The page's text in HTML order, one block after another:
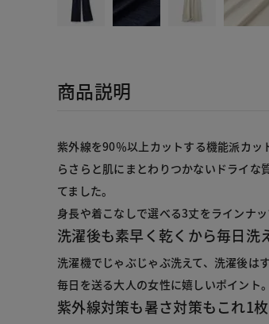
商品説明
紫外線を90％以上カットする機能派カ
らさらと肌にまとわりつかないドライな
てました。
身長や着こなしで選べる3丈をラインナッ
洗濯後も素早く乾くから毎日洗
洗濯機でじゃぶじゃぶ洗えて、洗濯後は
毎日を送る大人の女性に嬉しいポイント。
紫外線対策も暑さ対策もこれ1枚